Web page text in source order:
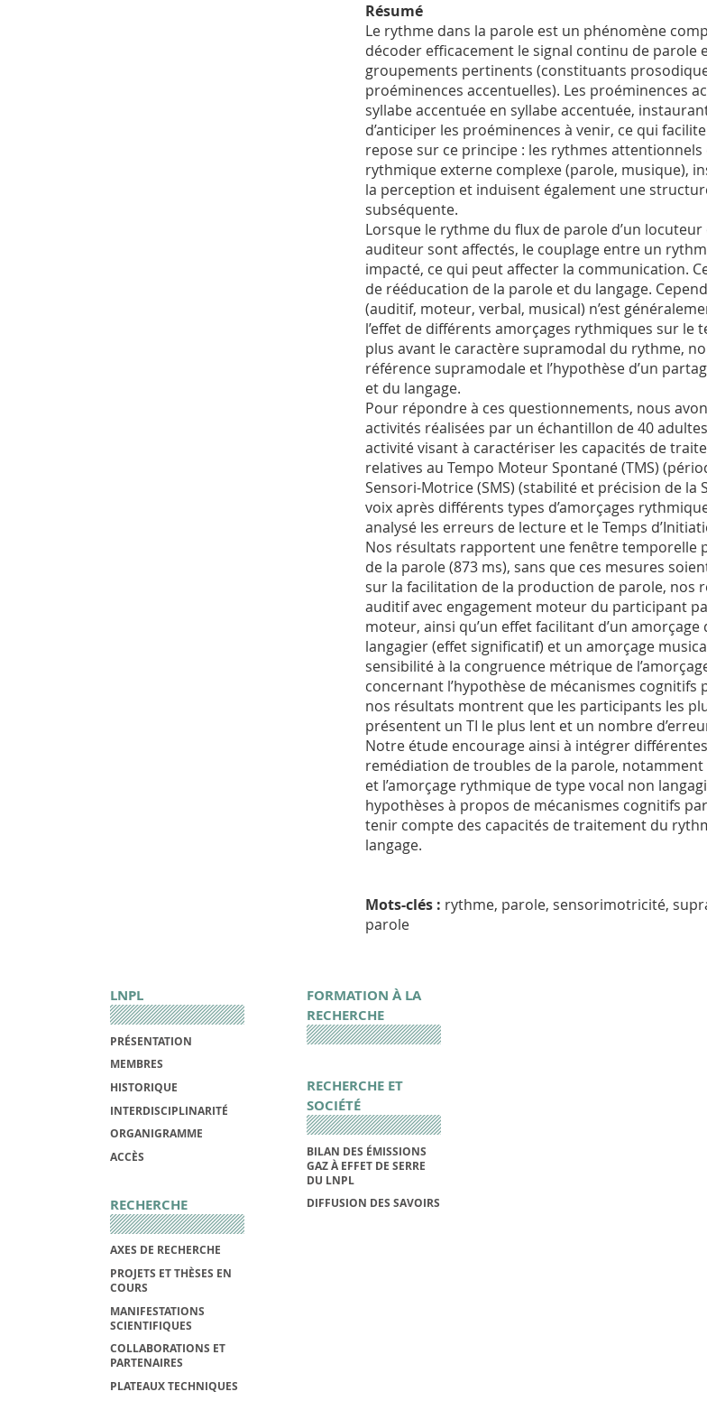
Résumé
Le rythme dans la parole est un phénomène
décoder efficacement le signal continu de parole
groupements pertinents (constituants
proéminences accentuelles). Les proéminences
syllabe accentuée en syllabe accentuée,
d’anticiper les proéminences à venir, ce qui
repose sur ce principe : les rythmes
rythmique externe complexe (parole, musique),
la perception et induisent également une
subséquente.
Lorsque le rythme du flux de parole d’un
auditeur sont affectés, le couplage entre un
impacté, ce qui peut affecter la communication.
de rééducation de la parole et du langage.
(auditif, moteur, verbal, musical) n’est
l’effet de différents amorçages rythmiques sur le
plus avant le caractère supramodal du rythme,
référence supramodale et l’hypothèse d’un
et du langage.
Pour répondre à ces questionnements, nous
activités réalisées par un échantillon de 40
activité visant à caractériser les capacités de
relatives au Tempo Moteur Spontané (TMS)
Sensori-Motrice (SMS) (stabilité et précision de la
voix après différents types d’amorçages
analysé les erreurs de lecture et le Temps
Nos résultats rapportent une fenêtre temporelle
de la parole (873 ms), sans que ces mesures
sur la facilitation de la production de parole, nos
auditif avec engagement moteur du participant
moteur, ainsi qu’un effet facilitant d’un
langagier (effet significatif) et un amorçage
sensibilité à la congruence métrique de
concernant l’hypothèse de mécanismes
nos résultats montrent que les participants les
présentent un TI le plus lent et un nombre
Notre étude encourage ainsi à intégrer
remédiation de troubles de la parole,
et l’amorçage rythmique de type vocal non
hypothèses à propos de mécanismes cognitifs
tenir compte des capacités de traitement du
langage.
Mots-clés : rythme, parole, sensorimotricité,
parole
LNPL
PRÉSENTATION
MEMBRES
HISTORIQUE
INTERDISCIPLINARITÉ
ORGANIGRAMME
ACCÈS
RECHERCHE
AXES DE RECHERCHE
PROJETS ET THÈSES EN
COURS
MANIFESTATIONS
SCIENTIFIQUES
COLLABORATIONS ET
PARTENAIRES
PLATEAUX TECHNIQUES
FORMATION À LA
RECHERCHE
RECHERCHE ET
SOCIÉTÉ
BILAN DES ÉMISSIONS
GAZ À EFFET DE SERRE
DU LNPL
DIFFUSION DES SAVOIRS